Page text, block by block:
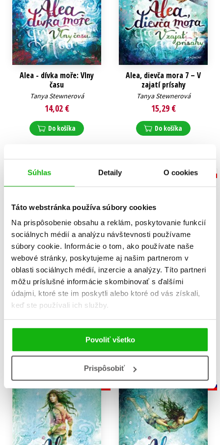
Súhlas Detaily O cookies
Táto webstránka používa súbory cookies
Na prispôsobenie obsahu a reklám, poskytovanie funkcií
sociálnych médií a analýzu návštevnosti používame
súbory cookie. Informácie o tom, ako používate naše
webové stránky, poskytujeme aj našim partnerom v
oblasti sociálnych médií, inzercie a analýzy. Títo partneri
môžu príslušné informácie skombinovať s ďalšími
údajmi, ktoré ste im poskytli alebo ktoré od vás získali,
keď ste používali ich služby.
Povoliť všetko
Prispôsobiť
Alea - dívka moře: Vlny
času
Tanya Stewnerová
14,02 €
Do košíka
Alea, dievča mora 7 – V
zajatí prísahy
Tanya Stewnerová
15,29 €
Do košíka
Alea - dívka moře: Barevné
vody
11,89 €
Alea - dívka moře:
11,89 €